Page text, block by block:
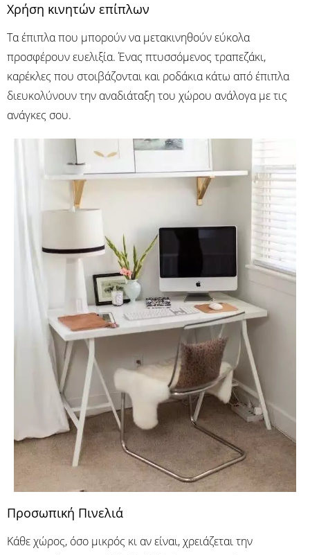
Χρήση κινητών επίπλων
Τα έπιπλα που μπορούν να μετακινηθούν εύκολα
προσφέρουν ευελιξία. Ένας πτυσσόμενος τραπεζάκι,
καρέκλες που στοιβάζονται και ροδάκια κάτω από έπιπλα
διευκολύνουν την αναδιάταξη του χώρου ανάλογα με τις
ανάγκες σου.
Προσωπική Πινελιά
Κάθε χώρος, όσο μικρός κι αν είναι, χρειάζεται την